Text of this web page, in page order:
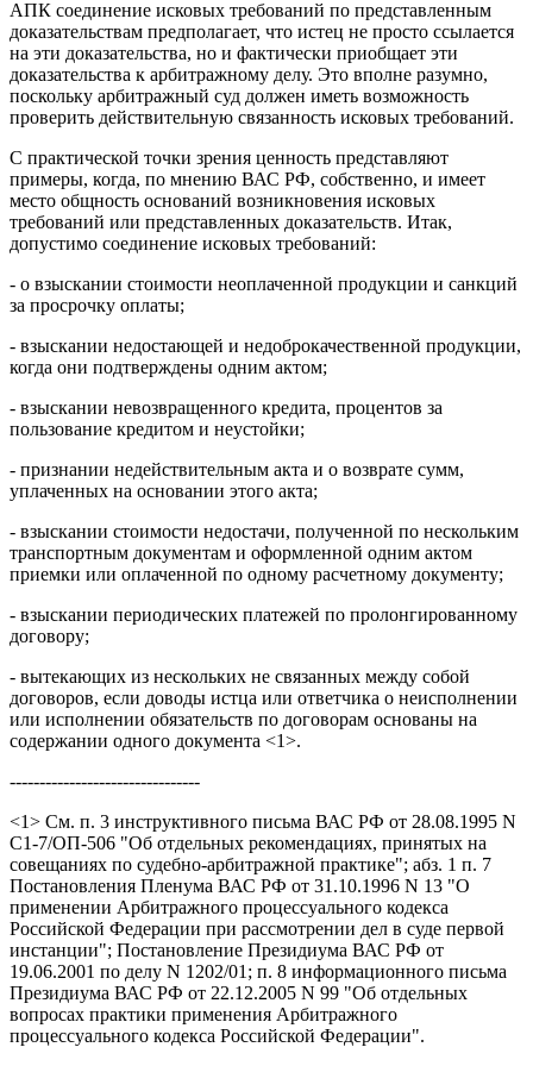
АПК соединение исковых требований по представленным
доказательствам предполагает, что истец не просто ссылается
на эти доказательства, но и фактически приобщает эти
доказательства к арбитражному делу. Это вполне разумно,
поскольку арбитражный суд должен иметь возможность
проверить действительную связанность исковых требований.
С практической точки зрения ценность представляют
примеры, когда, по мнению ВАС РФ, собственно, и имеет
место общность оснований возникновения исковых
требований или представленных доказательств. Итак,
допустимо соединение исковых требований:
- о взыскании стоимости неоплаченной продукции и санкций
за просрочку оплаты;
- взыскании недостающей и недоброкачественной продукции,
когда они подтверждены одним актом;
- взыскании невозвращенного кредита, процентов за
пользование кредитом и неустойки;
- признании недействительным акта и о возврате сумм,
уплаченных на основании этого акта;
- взыскании стоимости недостачи, полученной по нескольким
транспортным документам и оформленной одним актом
приемки или оплаченной по одному расчетному документу;
- взыскании периодических платежей по пролонгированному
договору;
- вытекающих из нескольких не связанных между собой
договоров, если доводы истца или ответчика о неисполнении
или исполнении обязательств по договорам основаны на
содержании одного документа <1>.
--------------------------------
<1> См. п. 3 инструктивного письма ВАС РФ от 28.08.1995 N
С1-7/ОП-506 "Об отдельных рекомендациях, принятых на
совещаниях по судебно-арбитражной практике"; абз. 1 п. 7
Постановления Пленума ВАС РФ от 31.10.1996 N 13 "О
применении Арбитражного процессуального кодекса
Российской Федерации при рассмотрении дел в суде первой
инстанции"; Постановление Президиума ВАС РФ от
19.06.2001 по делу N 1202/01; п. 8 информационного письма
Президиума ВАС РФ от 22.12.2005 N 99 "Об отдельных
вопросах практики применения Арбитражного
процессуального кодекса Российской Федерации".